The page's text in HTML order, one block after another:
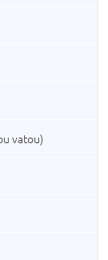
vatou)